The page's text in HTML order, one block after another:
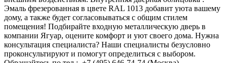
Эмаль фрезерованная в цвете RAL 1013 добавит уюта вашему
дому, а также будет согласовываться с общим стилем
помещения! Подбирайте входную металлическую дверь в
компании Ягуар, оцените комфорт и уют своего дома. Нужна
консультация специалиста? Наши специалисты безусловно
проконсультируют и помогут определиться с выбором.